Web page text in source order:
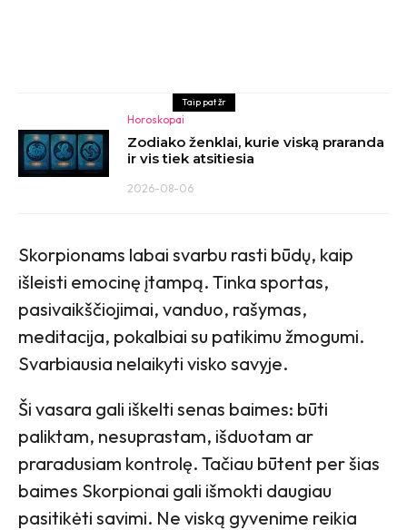
Taip pat žr
Horoskopai
Zodiako ženklai, kurie viską praranda
ir vis tiek atsitiesia
2026-08-06
Skorpionams labai svarbu rasti būdų, kaip
išleisti emocinę įtampą. Tinka sportas,
pasivaikščiojimai, vanduo, rašymas,
meditacija, pokalbiai su patikimu žmogumi.
Svarbiausia nelaikyti visko savyje.
Ši vasara gali iškelti senas baimes: būti
paliktam, nesuprastam, išduotam ar
praradusiam kontrolę. Tačiau būtent per šias
baimes Skorpionai gali išmokti daugiau
pasitikėti savimi. Ne viską gyvenime reikia